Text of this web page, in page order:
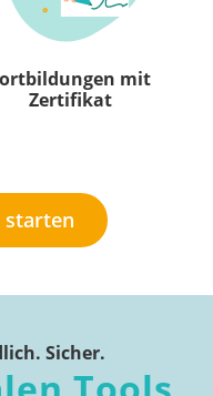
mit
Zertifikat
starten
Sicher.